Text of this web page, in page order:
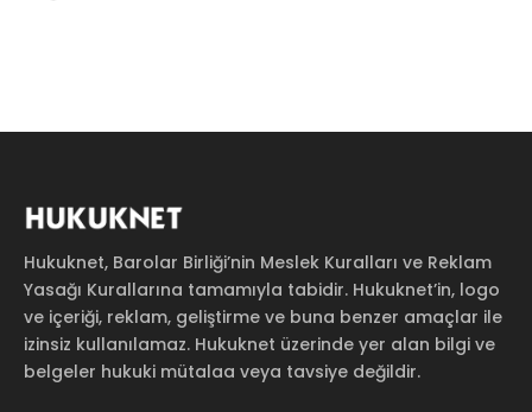
Hukuknet, Barolar Birliği’nin Meslek Kuralları ve Reklam
Yasağı Kurallarına tamamıyla tabidir. Hukuknet’in, logo
ve içeriği, reklam, geliştirme ve buna benzer amaçlar ile
izinsiz kullanılamaz. Hukuknet üzerinde yer alan bilgi ve
belgeler hukuki mütalaa veya tavsiye değildir.